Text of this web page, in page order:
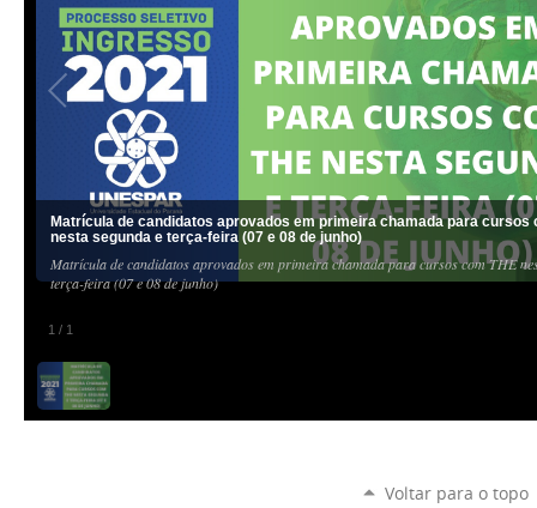
1 / 1
Matrícula de candidatos aprovados em primeira chamada para cursos
nesta segunda e terça-feira (07 e 08 de junho)
Matrícula de candidatos aprovados em primeira chamada para cursos com THE
terça-feira (07 e 08 de junho)
Voltar para o topo